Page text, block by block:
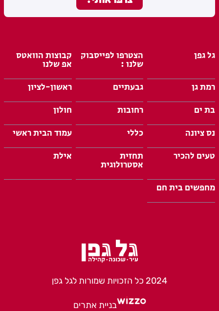
גל גפן הצטרפו לפייסבוק
שלנו :
קבוצות הוואטס
אפ שלנו
רמת גן
גבעתיים
ראשון-לציון
בת ים
רחובות
חולון
נס ציונה
כללי
עמוד הבית ראשי
טעים להכיר
תחזית
אסטרולוגית
אילת
מחפשים בית חם
2024 כל הזכויות שמורות לגל גפן
בניית אתרים